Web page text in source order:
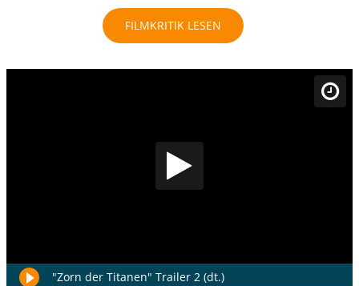
FILMKRITIK LESEN
"Zorn der Titanen" Trailer 2 (dt.)